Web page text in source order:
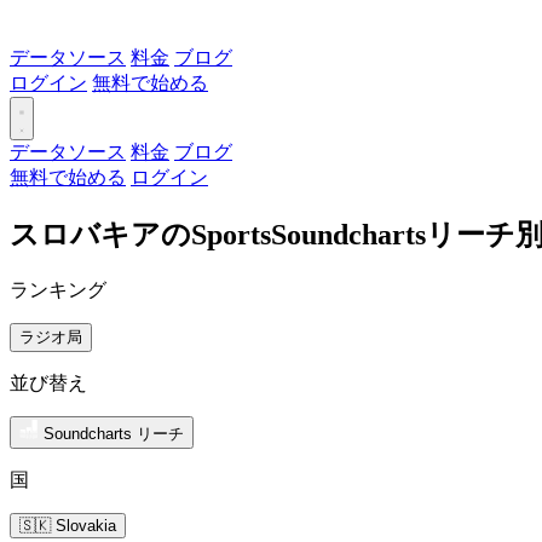
データソース 料金 ブログ
ログイン 無料で始める
データソース 料金 ブログ
無料で始める ログイン
スロバキアのSportsSoundchartsリーチ
ランキング
ラジオ局
並び替え
Soundcharts リーチ
国
🇸🇰 Slovakia